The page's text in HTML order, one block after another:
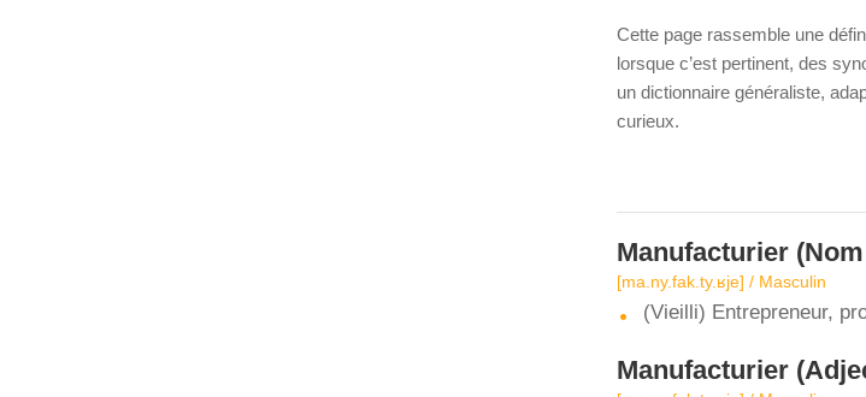
Cette page rassemble une
lorsque c’est pertinent, des
un dictionnaire généraliste,
curieux.
Manufacturier
[ma.ny.fak.ty.ʁje] / Masculin
(Vieilli) Entrepreneur,
Manufacturier